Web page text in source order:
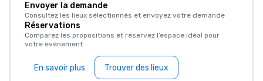
Envoyer la demande
Consultez les lieux sélectionnés et envoyez votre demande
Réservations
Comparez les propositions et réservez l’espace idéal pour
votre événement
En savoir plus Trouver des lieux